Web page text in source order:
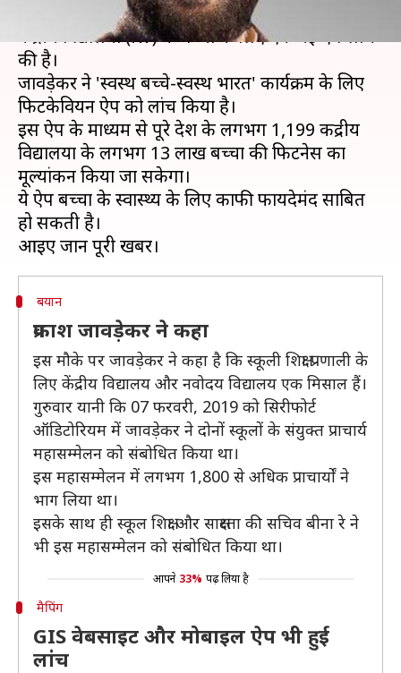
केंद्रीय मानव संसाधन विकास मंत्री प्रकाश जावड़ेकर ने
केंद्रीय विद्यालयों (KV) के बच्चों के लिए एक नई ऐप लांच
की है।
जावड़ेकर ने 'स्वस्थ बच्चे-स्वस्थ भारत' कार्यक्रम के लिए
फिटकेवियन ऐप को लांच किया है।
इस ऐप के माध्यम से पूरे देश के लगभग 1,199 केंद्रीय
विद्यालयों के लगभग 13 लाख बच्चों की फिटनेस का
मूल्यांकन किया जा सकेगा।
ये ऐप बच्चों के स्वास्थ्य के लिए काफी फायदेमंद साबित
हो सकती है।
बयान
प्रकाश जावड़ेकर ने कहा
इस मौके पर जावड़ेकर ने कहा है कि स्कूली शिक्षा प्रणाली के
लिए केंद्रीय विद्यालय और नवोदय विद्यालय एक मिसाल हैं।
गुरुवार यानी कि 07 फरवरी, 2019 को सिरीफोर्ट
ऑडिटोरियम में जावड़ेकर ने दोनों स्कूलों के संयुक्त प्राचार्य
महासम्मेलन को संबोधित किया था।
इस महासम्मेलन में लगभग 1,800 से अधिक प्राचार्यों ने
भाग लिया था।
इसके साथ ही स्कूल शिक्षा और साक्षरता की सचिव बीना रे ने
भी इस महासम्मेलन को संबोधित किया था।
आपने 33% पढ़ लिया है
मैपिंग
GIS वेबसाइट और मोबाइल ऐप भी हुई
लांच